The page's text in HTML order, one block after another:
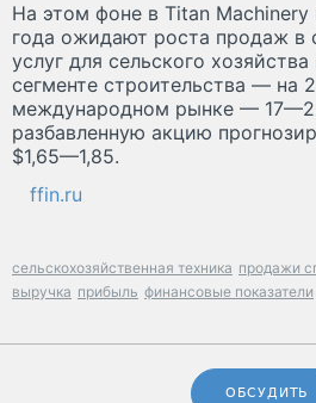
На этом фоне в Titan Machinery
года ожидают роста продаж в
услуг для сельского
сегменте строительства — на
международном рынке —
разбавленную акцию
$1,65—1,85.
ffin.ru
сельскохозяйственная техника продажи
выручка прибыль финансовые показатели
ОБСУДИТЬ